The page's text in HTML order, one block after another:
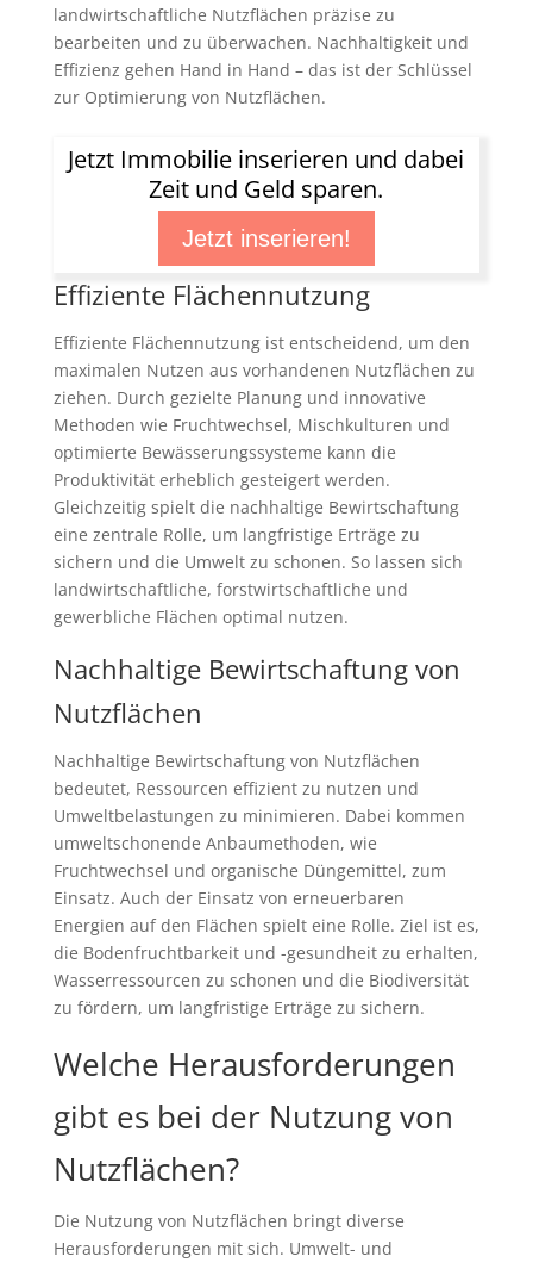
landwirtschaftliche Nutzflächen präzise zu
bearbeiten und zu überwachen. Nachhaltigkeit und
Effizienz gehen Hand in Hand – das ist der Schlüssel
zur Optimierung von Nutzflächen.
Jetzt Immobilie inserieren und dabei
Zeit und Geld sparen.
Jetzt inserieren!
Effiziente Flächennutzung
Effiziente Flächennutzung ist entscheidend, um den
maximalen Nutzen aus vorhandenen Nutzflächen zu
ziehen. Durch gezielte Planung und innovative
Methoden wie Fruchtwechsel, Mischkulturen und
optimierte Bewässerungssysteme kann die
Produktivität erheblich gesteigert werden.
Gleichzeitig spielt die nachhaltige Bewirtschaftung
eine zentrale Rolle, um langfristige Erträge zu
sichern und die Umwelt zu schonen. So lassen sich
landwirtschaftliche, forstwirtschaftliche und
gewerbliche Flächen optimal nutzen.
Nachhaltige Bewirtschaftung von
Nutzflächen
Nachhaltige Bewirtschaftung von Nutzflächen
bedeutet, Ressourcen effizient zu nutzen und
Umweltbelastungen zu minimieren. Dabei kommen
umweltschonende Anbaumethoden, wie
Fruchtwechsel und organische Düngemittel, zum
Einsatz. Auch der Einsatz von erneuerbaren
Energien auf den Flächen spielt eine Rolle. Ziel ist es,
die Bodenfruchtbarkeit und -gesundheit zu erhalten,
Wasserressourcen zu schonen und die Biodiversität
zu fördern, um langfristige Erträge zu sichern.
Welche Herausforderungen
gibt es bei der Nutzung von
Nutzflächen?
Die Nutzung von Nutzflächen bringt diverse
Herausforderungen mit sich. Umwelt- und